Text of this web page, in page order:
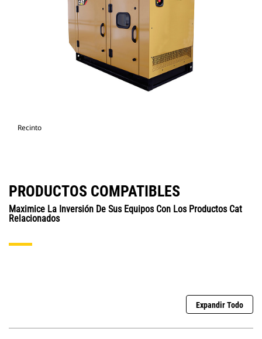
Recinto
PRODUCTOS COMPATIBLES
Maximice La Inversión De Sus Equipos Con Los Productos Cat
Relacionados
Expandir Todo